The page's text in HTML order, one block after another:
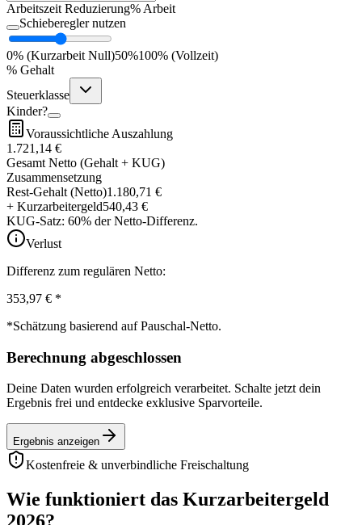
Arbeitszeit Reduzierung% Arbeit
Schieberegler nutzen
0% (Kurzarbeit Null)50%100% (Vollzeit)
% Gehalt
Steuerklasse
Kinder?
Voraussichtliche Auszahlung
1.721,14 €
Gesamt Netto (Gehalt + KUG)
Zusammensetzung
Rest-Gehalt (Netto)1.180,71 €
+ Kurzarbeitergeld540,43 €
KUG-Satz: 60% der Netto-Differenz.
Verlust
Differenz zum regulären Netto:
353,97 € *
*Schätzung basierend auf Pauschal-Netto.
Berechnung abgeschlossen
Deine Daten wurden erfolgreich verarbeitet. Schalte jetzt dein
Ergebnis frei und entdecke exklusive Sparvorteile.
Ergebnis anzeigen
Kostenfreie & unverbindliche Freischaltung
Wie funktioniert das Kurzarbeitergeld